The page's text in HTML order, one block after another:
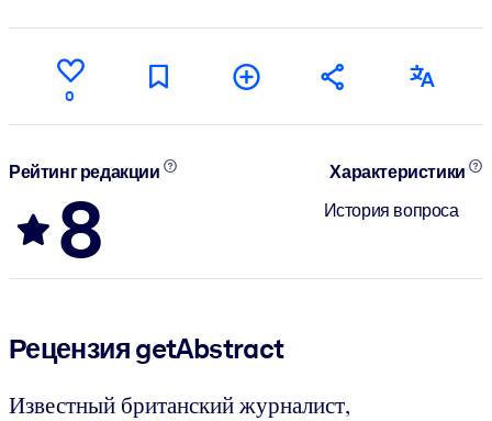
0
Рейтинг редакции
8
Характеристики
История вопроса
Рецензия getAbstract
Известный британский журналист,